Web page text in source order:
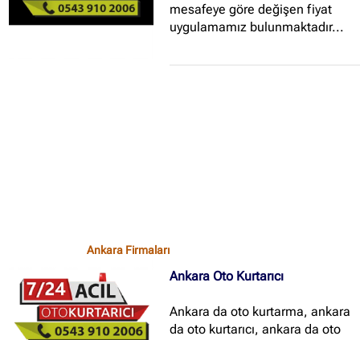
mesafeye göre değişen fiyat
uygulamamız bulunmaktadır...
Ankara Firmaları
Ankara Oto Kurtarıcı
Ankara da oto kurtarma, ankara
da oto kurtarıcı, ankara da oto